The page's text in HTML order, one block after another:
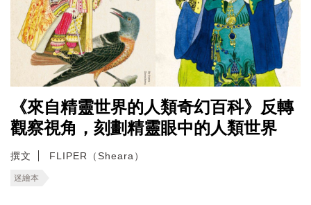
《來自精靈世界的人類奇幻百科》反轉
觀察視角，刻劃精靈眼中的人類世界
撰文 FLIPER（Sheara）
迷繪本